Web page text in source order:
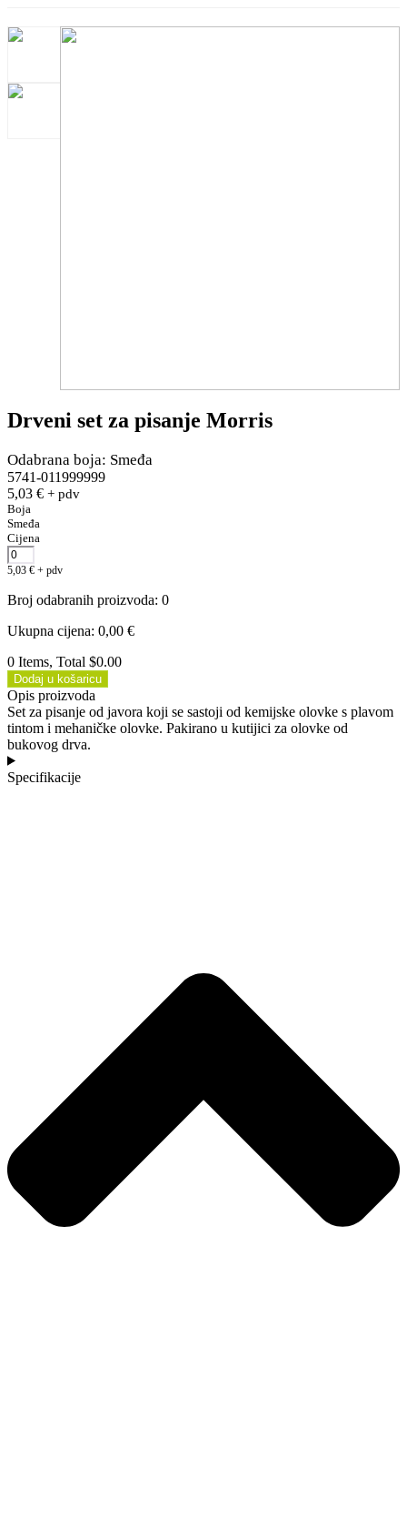
Drveni set za pisanje Morris
Odabrana boja: Smeđa
5741-011999999
5,03 € + pdv
Boja
Smeđa
Cijena
5,03 € + pdv
Broj odabranih proizvoda: 0
Ukupna cijena: 0,00 €
0 Items, Total $0.00
Dodaj u košaricu
Opis proizvoda
Set za pisanje od javora koji se sastoji od kemijske olovke s plavom
tintom i mehaničke olovke. Pakirano u kutijici za olovke od
bukovog drva.
Specifikacije